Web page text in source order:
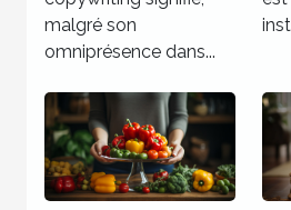
malgré son
omniprésence dans...